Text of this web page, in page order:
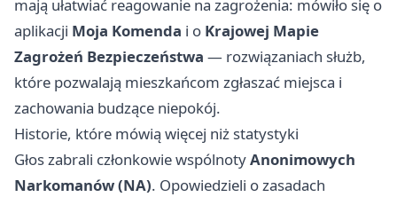
mają ułatwiać reagowanie na zagrożenia: mówiło się o
aplikacji Moja Komenda i o Krajowej Mapie
Zagrożeń Bezpieczeństwa — rozwiązaniach służb,
które pozwalają mieszkańcom zgłaszać miejsca i
zachowania budzące niepokój.
Historie, które mówią więcej niż statystyki
Głos zabrali członkowie wspólnotyAnonimowych
Narkomanów (NA). Opowiedzieli o zasadach